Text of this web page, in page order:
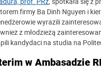
firmy Ba Dinh Nguyen i
wyrazili
z młodzieżą
kandydaci na studia na
w Ambasadzie